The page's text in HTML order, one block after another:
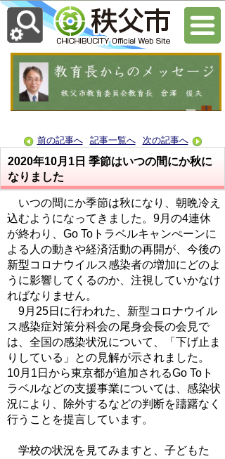
前の記事へ 記事一覧へ 次の記事へ
2020年10月1日 季節はいつの間にか秋に
なりました
いつの間にか季節は秋になり、朝晩冷え
込むようになってきました。9月の4連休
が終わり、Go Toトラベルキャンぺーンに
よる人の動きや経済活動の再開が、今後の
新型コロナウイルス感染者の増加にどのよ
うに影響してくるのか、注視していかなけ
ればなりません。
9月25日に行われた、新型コロナウイル
ス感染症対策分科会の尾身会長の会見で
は、全国の感染状況について、「下げ止ま
りしている」との見解が示されました。
10月1日から東京都が追加されるGo Toト
ラベルなどの支援事業については、感染状
況により、除外するなどの判断を躊躇なく
行うことを提言しています。
学校の状況を見てみますと、子どもた